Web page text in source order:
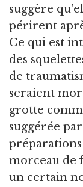
suggère
périrent
Ce qui est
des
de
seraient
grotte
suggérée
morceau de
un certain